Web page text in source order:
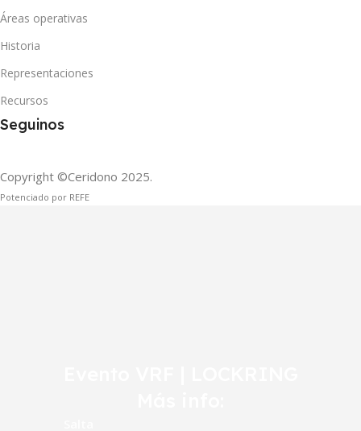
Áreas operativas
Historia
Representaciones
Recursos
Seguinos
Copyright ©Ceridono 2025.
Potenciado por REFE